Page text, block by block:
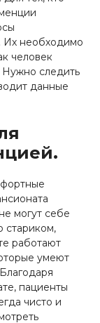
Их необходимо
человек
Нужно следить
данные
могут себе
стариком,
работают
умеют
пациенты
чисто и